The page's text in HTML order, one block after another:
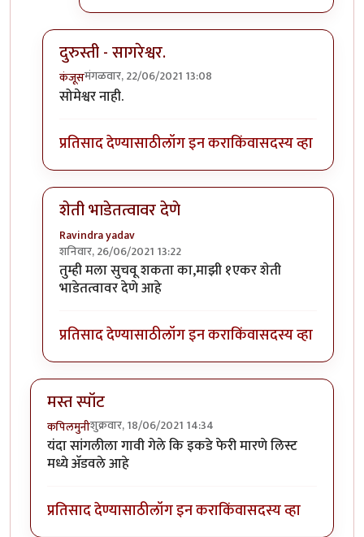
दुरुस्ती - सागरेश्वर.
कंजूसमंगळवार, 22/06/2021 13:08
In reply toताकारी स्टेशनजवळ सोमेश्वर अभयारण्य.
सोमेश्वर नाही.
प्रतिसाद देण्यासाठीलॉग इन कराकिंवासदस्य व्हा
शेती भाडेतत्वावर देणे
Ravindra yadav
शनिवार, 26/06/2021 13:22
In reply toताकारी स्टेशनजवळ सोमेश्वर अभयारण्य.
तुम्ही मला सुचवू शकता का,माझी १एकर शेती
भाडेतत्वावर देणे आहे
प्रतिसाद देण्यासाठीलॉग इन कराकिंवासदस्य व्हा
मस्त स्पॉट
कपिलमुनीशुक्रवार, 18/06/2021 14:34
यंदा सांगलीला गावी गेले कि इकडे फेरी मारणे लिस्ट
मध्ये अ‍ॅडवले आहे
प्रतिसाद देण्यासाठीलॉग इन कराकिंवासदस्य व्हा